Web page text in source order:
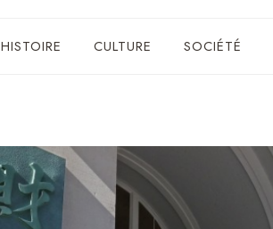
HISTOIRE CULTURE SOCIÉTÉ